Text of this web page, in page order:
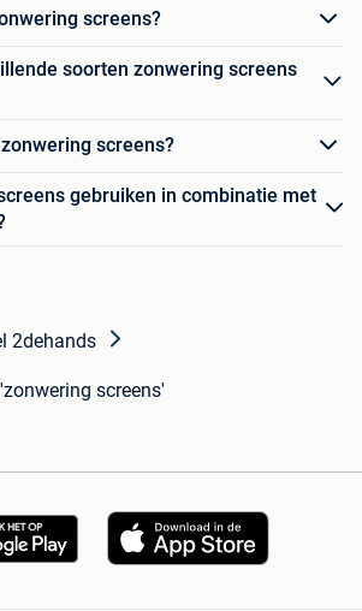
screens?
soorten zonwering screens
screens?
gebruiken in combinatie met
2dehands
screens'